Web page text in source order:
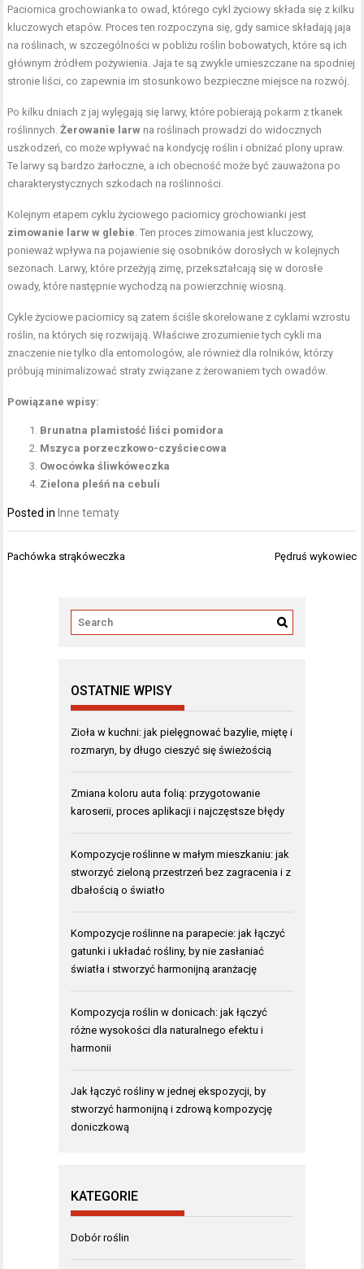
Paciornica grochowianka to owad, którego cykl życiowy składa się z kilku
kluczowych etapów. Proces ten rozpoczyna się, gdy samice składają jaja
na roślinach, w szczególności w pobliżu roślin bobowatych, które są ich
głównym źródłem pożywienia. Jaja te są zwykle umieszczane na spodniej
stronie liści, co zapewnia im stosunkowo bezpieczne miejsce na rozwój.
Po kilku dniach z jaj wylęgają się larwy, które pobierają pokarm z tkanek
roślinnych.Żerowanie larw na roślinach prowadzi do widocznych
uszkodzeń, co może wpływać na kondycję roślin i obniżać plony upraw.
Te larwy są bardzo żarłoczne, a ich obecność może być zauważona po
charakterystycznych szkodach na roślinności.
Kolejnym etapem cyklu życiowego paciornicy grochowianki jest
zimowanie larw w glebie. Ten proces zimowania jest kluczowy,
ponieważ wpływa na pojawienie się osobników dorosłych w kolejnych
sezonach. Larwy, które przeżyją zimę, przekształcają się w dorosłe
owady, które następnie wychodzą na powierzchnię wiosną.
Cykle życiowe paciornicy są zatem ściśle skorelowane z cyklami wzrostu
roślin, na których się rozwijają. Właściwe zrozumienie tych cykli ma
znaczenie nie tylko dla entomologów, ale również dla rolników, którzy
próbują minimalizować straty związane z żerowaniem tych owadów.
Powiązane wpisy:
Brunatna plamistość liści pomidora
Mszyca porzeczkowo-czyściecowa
Owocówka śliwkóweczka
Zielona pleśń na cebuli
Posted in Inne tematy
Nawigacja
Pachówka strąkóweczka Pędruś wykowiec
OSTATNIE WPISY
Zioła w kuchni: jak pielęgnować bazylie, miętę i
rozmaryn, by długo cieszyć się świeżością
Zmiana koloru auta folią: przygotowanie
karoserii, proces aplikacji i najczęstsze błędy
Kompozycje roślinne w małym mieszkaniu: jak
stworzyć zieloną przestrzeń bez zagracenia i z
dbałością o światło
Kompozycje roślinne na parapecie: jak łączyć
gatunki i układać rośliny, by nie zasłaniać
światła i stworzyć harmonijną aranżację
Kompozycja roślin w donicach: jak łączyć
różne wysokości dla naturalnego efektu i
harmonii
Jak łączyć rośliny w jednej ekspozycji, by
stworzyć harmonijną i zdrową kompozycję
doniczkową
KATEGORIE
Dobór roślin